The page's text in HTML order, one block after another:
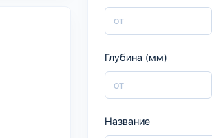
Глубина (мм)
Название